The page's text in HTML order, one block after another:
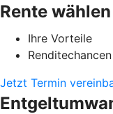
Rente wählen
Ihre Vorteile
Jetzt Termin